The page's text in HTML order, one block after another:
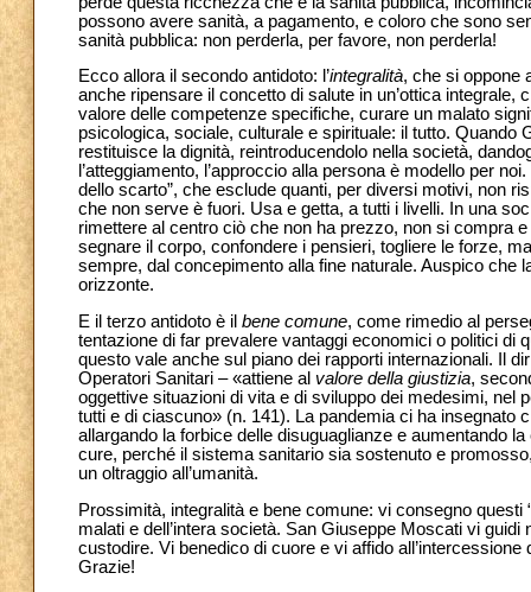
possono avere sanità, a pagamento, e coloro che sono
sanità pubblica: non perderla, per favore, non perderla!
Ecco allora il secondo antidoto: l’integralità, che si oppone
anche ripensare il concetto di salute in un’ottica
valore delle competenze specifiche, curare un malato
psicologica, sociale, culturale e spirituale: il tutto.
restituisce la dignità, reintroducendolo nella società,
l’atteggiamento, l’approccio alla persona è modello per
dello scarto”, che esclude quanti, per diversi motivi, non
che non serve è fuori. Usa e getta, a tutti i livelli. In una
rimettere al centro ciò che non ha prezzo, non si compra
segnare il corpo, confondere i pensieri, togliere le forze,
sempre, dal concepimento alla fine naturale. Auspico che
orizzonte.
E il terzo antidoto è il bene comune, come rimedio al
tentazione di far prevalere vantaggi economici o politici di
questo vale anche sul piano dei rapporti internazionali. Il
Operatori Sanitari – «attiene al valore della giustizia,
oggettive situazioni di vita e di sviluppo dei medesimi, nel
tutti e di ciascuno» (n. 141). La pandemia ci ha insegnato
allargando la forbice delle disuguaglianze e aumentando
cure, perché il sistema sanitario sia sostenuto e
un oltraggio all’umanità.
Prossimità, integralità e bene comune: vi consegno questi
malati e dell’intera società. San Giuseppe Moscati vi
custodire. Vi benedico di cuore e vi affido
Grazie!